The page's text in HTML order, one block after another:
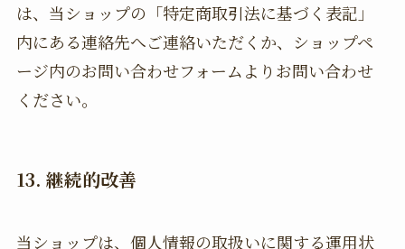
は、当ショップの「特定商取引法に基づく表記」
内にある連絡先へご連絡いただくか、ショップペ
ージ内のお問い合わせフォームよりお問い合わせ
ください。
13. 継続的改善
当ショップは、個人情報の取扱いに関する運用状